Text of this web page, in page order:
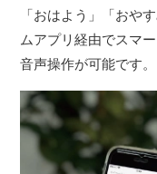
「おはよう」「おや
ムアプリ経由でスマ
音声操作が可能です。